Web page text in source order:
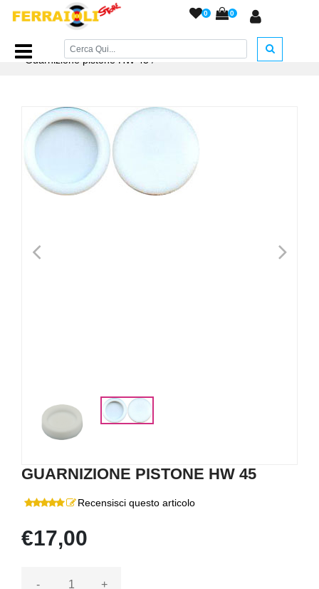
0 0
Home Page/RICAMBI/Guarnizioni e O-Ring/
Guarnizione pistone HW 45/
< >
GUARNIZIONE PISTONE HW 45
Recensisci questo articolo
€17,00
- +